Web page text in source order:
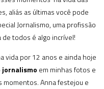
aliás as últimas você pode
Jornalismo, uma profissão
todos é algo incrível!
vida por 12 anos e ainda hoje
em minhas fotos e
momentos. Anna festejou e